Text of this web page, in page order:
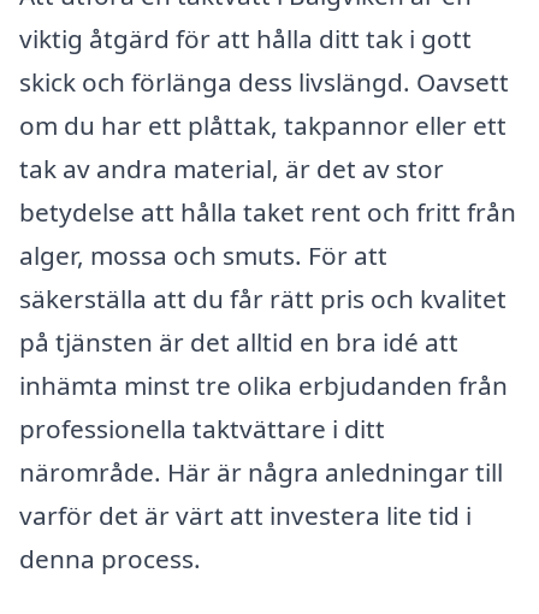
viktig åtgärd för att hålla ditt tak i gott
skick och förlänga dess livslängd. Oavsett
om du har ett plåttak, takpannor eller ett
tak av andra material, är det av stor
betydelse att hålla taket rent och fritt från
alger, mossa och smuts. För att
säkerställa att du får rätt pris och kvalitet
på tjänsten är det alltid en bra idé att
inhämta minst tre olika erbjudanden från
professionella taktvättare i ditt
närområde. Här är några anledningar till
varför det är värt att investera lite tid i
denna process.